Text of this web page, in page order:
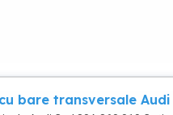
bare transversale Audi